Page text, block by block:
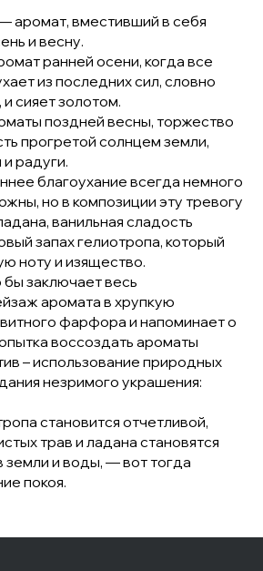
аромат, вместивший в себя
и весну.
ранней осени, когда все
из последних сил, словно
сияет золотом.
поздней весны, торжество
прогретой солнцем земли,
радуги.
благоухание всегда немного
но в композиции эту тревогу
ванильная сладость
запах гелиотропа, который
ноту и изящество.
заключает весь
аромата в хрупкую
фарфора и напоминает о
воссоздать ароматы
– использование природных
незримого украшения:
становится отчетливой,
трав и ладана становятся
земли и воды, — вот тогда
покоя.